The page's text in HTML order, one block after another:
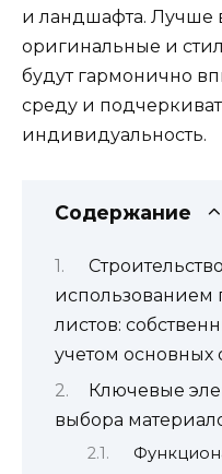
и ландшафта. Лучше
оригинальные и
будут гармонично
среду и
индивидуальность.
Содержание
листов:
учетом основных
Ключевые
выбора